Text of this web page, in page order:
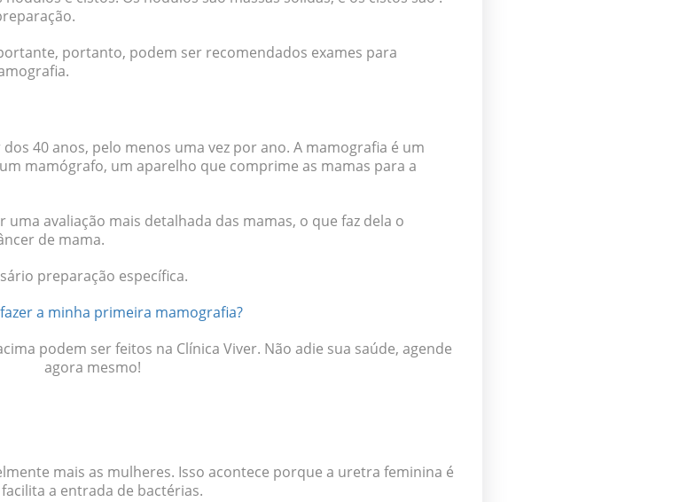
portanto, podem ser recomendados exames para
40 anos, pelo menos uma vez por ano. A mamografia é um
mamógrafo, um aparelho que comprime as mamas para a
avaliação mais detalhada das mamas, o que faz dela o
de mama.
preparação específica.
a minha primeira mamografia?
podem ser feitos na Clínica Viver. Não adie sua saúde, agende
agora mesmo!
mais as mulheres. Isso acontece porque a uretra feminina é
a entrada de bactérias.